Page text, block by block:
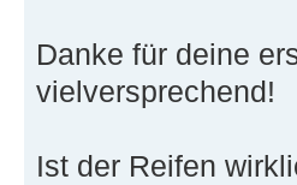
Danke für deine
vielversprechend!
Ist der Reifen